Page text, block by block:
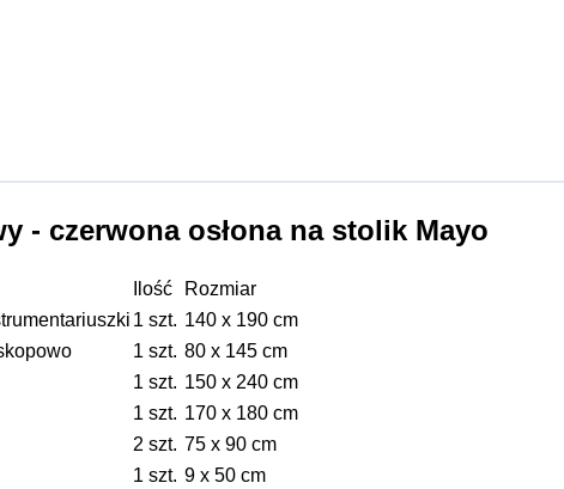
- czerwona osłona na stolik Mayo
Ilość
Rozmiar
1 szt. 140 x 190 cm
1 szt. 80 x 145 cm
1 szt. 150 x 240 cm
1 szt. 170 x 180 cm
2 szt. 75 x 90 cm
1 szt. 9 x 50 cm